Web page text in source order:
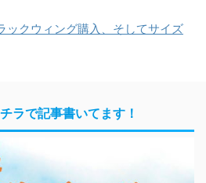
ックウィング購入、そしてサイズ
ラで記事書いてます！